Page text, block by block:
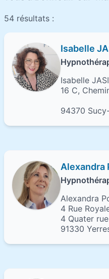
54 résultats :
Isabelle
Isabelle
16 C,
94370
Alexandra
Alexandra
4 Rue
4 Quater
91330